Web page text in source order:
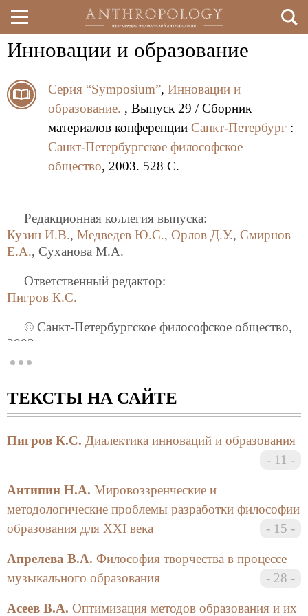
Перейти
основному
содержанию
Инновации и образование
Серия “Symposium”, Инновации и
образование. , Выпуск 29 / Сборник
материалов конференции Санкт-Петербург :
Санкт-Петербургское философское
общество, 2003. 528 C.
Редакционная коллегия выпуска:
Кузин И.В., Медведев Ю.С., Орлов Д.У., Смирнов
Е.А., Суханова М.А.
Ответственный редактор:
Пигров К.С.
© Санкт-Петербургское философское общество,
2003
Министерства образования РФ (НИР №1.10.03Ф)
Обзор некоторых материалов конференции
Агафонова С.В. в своем выступлении
«Образование как творчество (Взгляд с позиций
исихазма)» осмысляет ценностные проблемы
образования. С точки зрения автора, образование
есть создание нового образа, выход за рамки
биологической природы к рождению человека по
пластам православной аскетики как единственному
пути к образованию как творчеству. Православная
ТЕКСТЫ НА САЙТЕ
Пигров К.С. Диалектика инноваций и образования
11
Антипин Н.А. Мировоззренческие и
методологические проблемы разработки философии
образования для ХХI века
15
Апрелева В.А. Философия творчества в процессе
музыкального образования
28
Асеев В.А. Оптимизация методов образования и их